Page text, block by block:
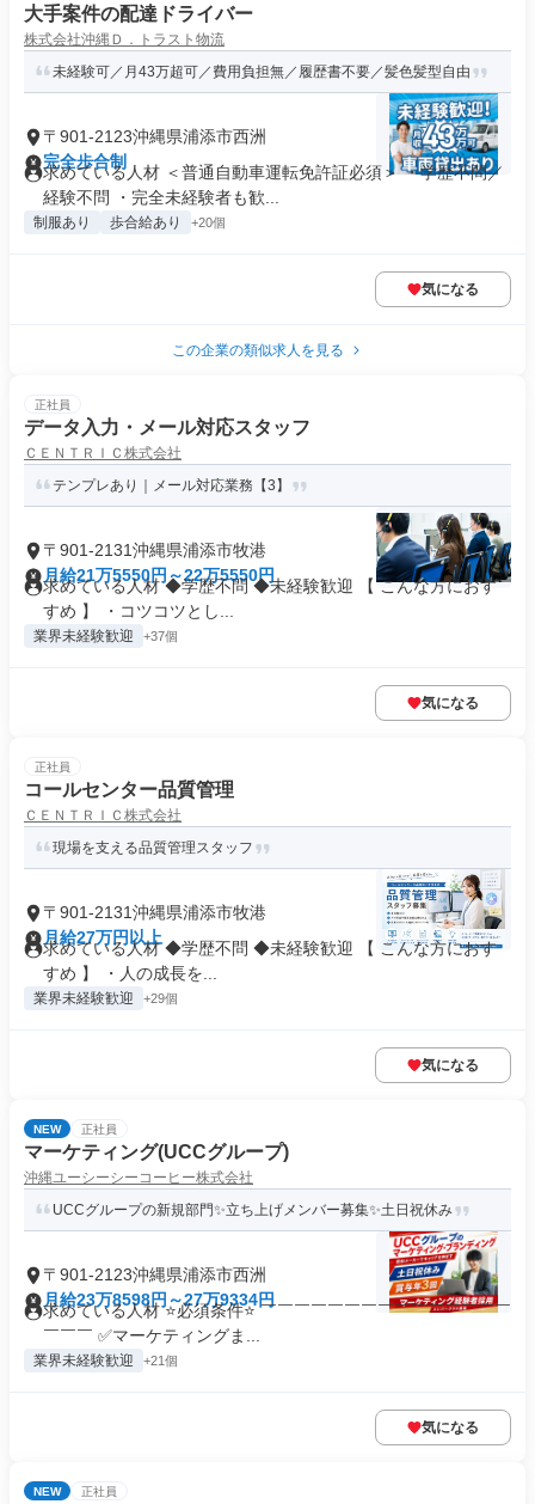
大手案件の配達ドライバー
株式会社沖縄Ｄ．トラスト物流
未経験可／月43万超可／費用負担無／履歴書不要／髪色髪型自由
〒901-2123沖縄県浦添市西洲
完全歩合制
求めている人材 ＜普通自動車運転免許証必須＞ ・学歴不問／
経験不問 ・完全未経験者も歓...
制服あり 歩合給あり +20個
気になる
この企業の類似求人を見る
正社員
データ入力・メール対応スタッフ
ＣＥＮＴＲＩＣ株式会社
テンプレあり｜メール対応業務【3】
〒901-2131沖縄県浦添市牧港
月給21万5550円～22万5550円
求めている人材 ◆学歴不問 ◆未経験歓迎 【 こんな方におす
すめ 】 ・コツコツとし...
業界未経験歓迎 +37個
気になる
正社員
コールセンター品質管理
ＣＥＮＴＲＩＣ株式会社
現場を支える品質管理スタッフ
〒901-2131沖縄県浦添市牧港
月給27万円以上
求めている人材 ◆学歴不問 ◆未経験歓迎 【 こんな方におす
すめ 】 ・人の成長を...
業界未経験歓迎 +29個
気になる
NEW 正社員
マーケティング(UCCグループ)
沖縄ユーシーシーコーヒー株式会社
UCCグループの新規部門✨立ち上げメンバー募集✨土日祝休み
〒901-2123沖縄県浦添市西洲
月給23万8598円～27万9334円
求めている人材 ⭐必須条件⭐ ￣￣￣￣￣￣￣￣￣￣￣￣￣￣￣
￣￣￣ ✅マーケティングま...
業界未経験歓迎 +21個
気になる
NEW 正社員